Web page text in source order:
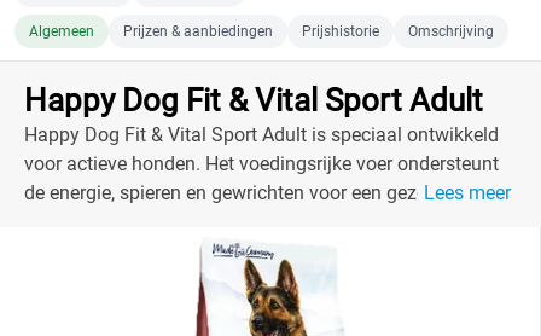
Algemeen Prijzen & aanbiedingen Prijshistorie Omschrijving
Happy Dog Fit & Vital Sport Adult
Happy Dog Fit & Vital Sport Adult is speciaal ontwikkeld
voor actieve honden. Het voedingsrijke voer ondersteunt
de energie, spieren en gewrichten voor een gezond leven.
toevoegingen, is dit voer een veilige en smakelijke keuze
Lees meer